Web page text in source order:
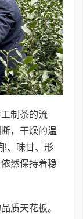
制茶的流
，干燥的温
、味甘、形
然保持着稳
质天花板。